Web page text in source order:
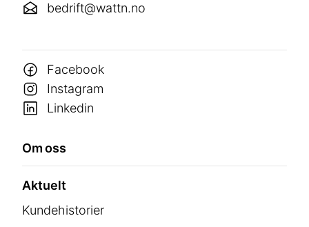
bedrift@wattn.no
Facebook
Instagram
Linkedin
Om oss
Aktuelt
Kundehistorier